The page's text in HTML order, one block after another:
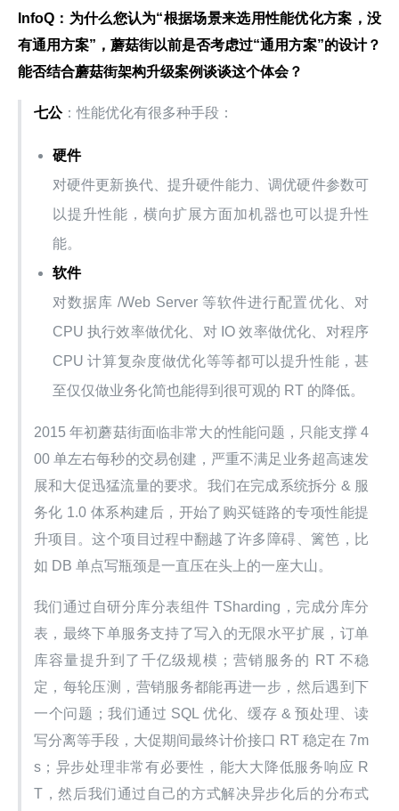
InfoQ：为什么您认为“根据场景来选用性能优化方案，没
有通用方案”，蘑菇街以前是否考虑过“通用方案”的设计？
能否结合蘑菇街架构升级案例谈谈这个体会？
七公：性能优化有很多种手段：
硬件
对硬件更新换代、提升硬件能力、调优硬件参数可
以提升性能，横向扩展方面加机器也可以提升性
能。
软件
对数据库 /Web Server 等软件进行配置优化、对
CPU 执行效率做优化、对 IO 效率做优化、对程序
CPU 计算复杂度做优化等等都可以提升性能，甚
至仅仅做业务化简也能得到很可观的 RT 的降低。
2015 年初蘑菇街面临非常大的性能问题，只能支撑 4
00 单左右每秒的交易创建，严重不满足业务超高速发
展和大促迅猛流量的要求。我们在完成系统拆分 & 服
务化 1.0 体系构建后，开始了购买链路的专项性能提
升项目。这个项目过程中翻越了许多障碍、篱笆，比
如 DB 单点写瓶颈是一直压在头上的一座大山。
我们通过自研分库分表组件 TSharding，完成分库分
表，最终下单服务支持了写入的无限水平扩展，订单
库容量提升到了千亿级规模；营销服务的 RT 不稳
定，每轮压测，营销服务都能再进一步，然后遇到下
一个问题；我们通过 SQL 优化、缓存 & 预处理、读
写分离等手段，大促期间最终计价接口 RT 稳定在 7m
s；异步处理非常有必要性，能大大降低服务响应 R
T，然后我们通过自己的方式解决异步化后的分布式